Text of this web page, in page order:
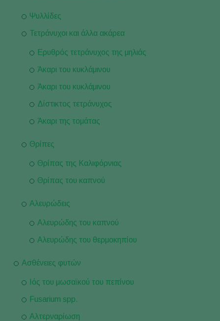
Ψυλλίδες
Τετράνυχοι και άλλα ακάρεα
Ερυθρός τετράνυχος της μηλιάς
Άκαρι του κυκλάμινου
Άκαρι του κυκλάμινου
Δίστικτος τετράνυχος
Άκαρι της τομάτας
Θρίπες
Θρίπας της Καλιφόρνιας
Θρίπας του καπνού
Αλευρώδεις
Αλευρώδης του καπνού
Αλευρώδης του θερμοκηπίου
Ασθένειες φυτών
Ιός του μωσαϊκού του πεπίνου
Fusarium spp.
Αλτερναρίωση